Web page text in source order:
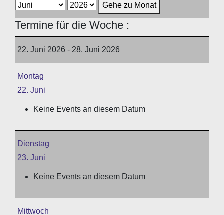
Gehe zu Monat
Termine für die Woche :
22. Juni 2026 - 28. Juni 2026
Montag
22. Juni
Keine Events an diesem Datum
Dienstag
23. Juni
Keine Events an diesem Datum
Mittwoch